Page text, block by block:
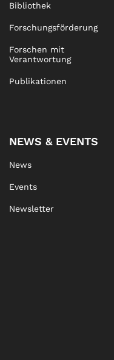
Bibliothek
Forschungsförderung
Forschen mit
Verantwortung
Publikationen
NEWS & EVENTS
News
Events
Newsletter